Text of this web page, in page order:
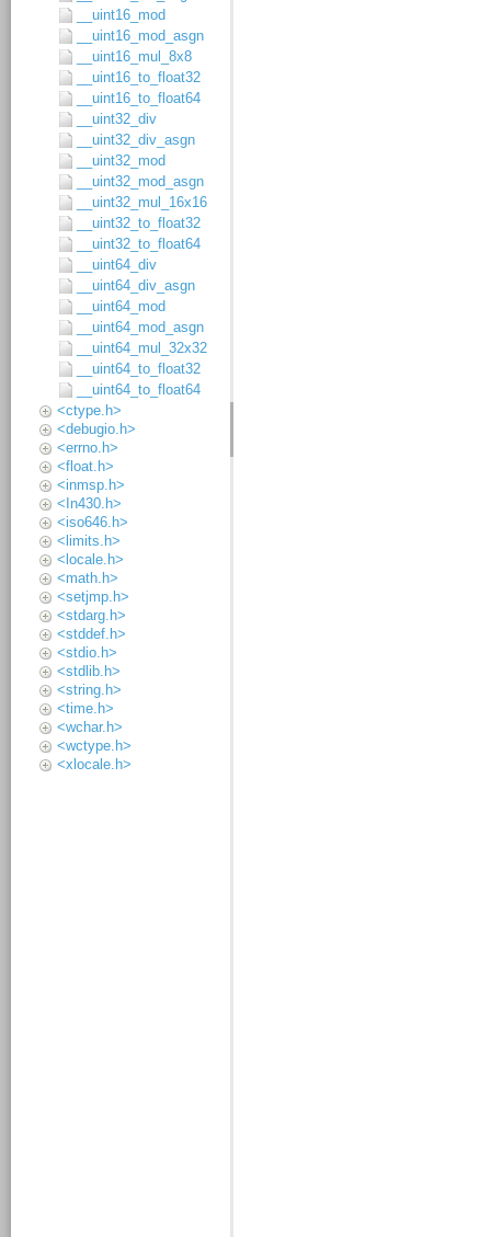
__uint16_mod
__uint16_mod_asgn
__uint16_mul_8x8
__uint16_to_float32
__uint16_to_float64
__uint32_div
__uint32_div_asgn
__uint32_mod
__uint32_mod_asgn
__uint32_mul_16x16
__uint32_to_float32
__uint32_to_float64
__uint64_div
__uint64_div_asgn
__uint64_mod
__uint64_mod_asgn
__uint64_mul_32x32
__uint64_to_float32
__uint64_to_float64
<ctype.h>
<debugio.h>
<errno.h>
<float.h>
<inmsp.h>
<In430.h>
<iso646.h>
<limits.h>
<locale.h>
<math.h>
<setjmp.h>
<stdarg.h>
<stddef.h>
<stdio.h>
<stdlib.h>
<string.h>
<time.h>
<wchar.h>
<wctype.h>
<xlocale.h>